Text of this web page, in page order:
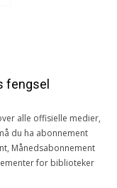
fengsel
alle offisielle medier,
du ha abonnement
Månedsabonnement
for biblioteker